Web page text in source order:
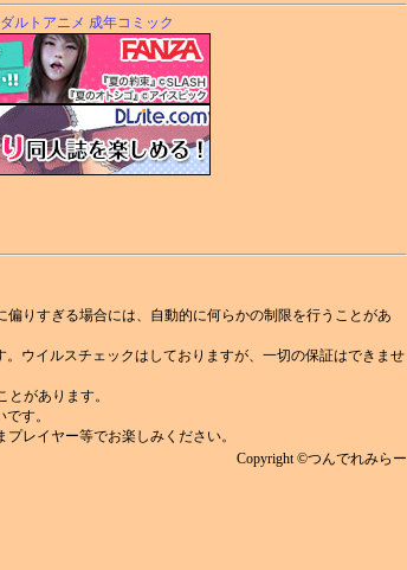
りすぎる場合には、自動的に何らかの制限を行うことがあ
ウイルスチェックはしておりますが、一切の保証はできませ
があります。
す。
レイヤー等でお楽しみください。
Copyright ©つんでれみらー